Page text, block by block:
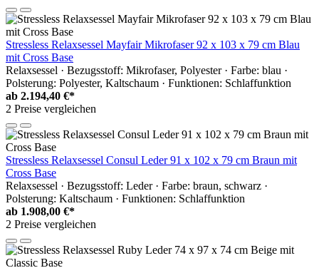
Stressless Relaxsessel Mayfair Mikrofaser 92 x 103 x 79 cm Blau
mit Cross Base
Relaxsessel · Bezugsstoff: Mikrofaser, Polyester · Farbe: blau ·
Polsterung: Polyester, Kaltschaum · Funktionen: Schlaffunktion
ab 2.194,40 €*
2 Preise vergleichen
Stressless Relaxsessel Consul Leder 91 x 102 x 79 cm Braun mit
Cross Base
Relaxsessel · Bezugsstoff: Leder · Farbe: braun, schwarz ·
Polsterung: Kaltschaum · Funktionen: Schlaffunktion
ab 1.908,00 €*
2 Preise vergleichen